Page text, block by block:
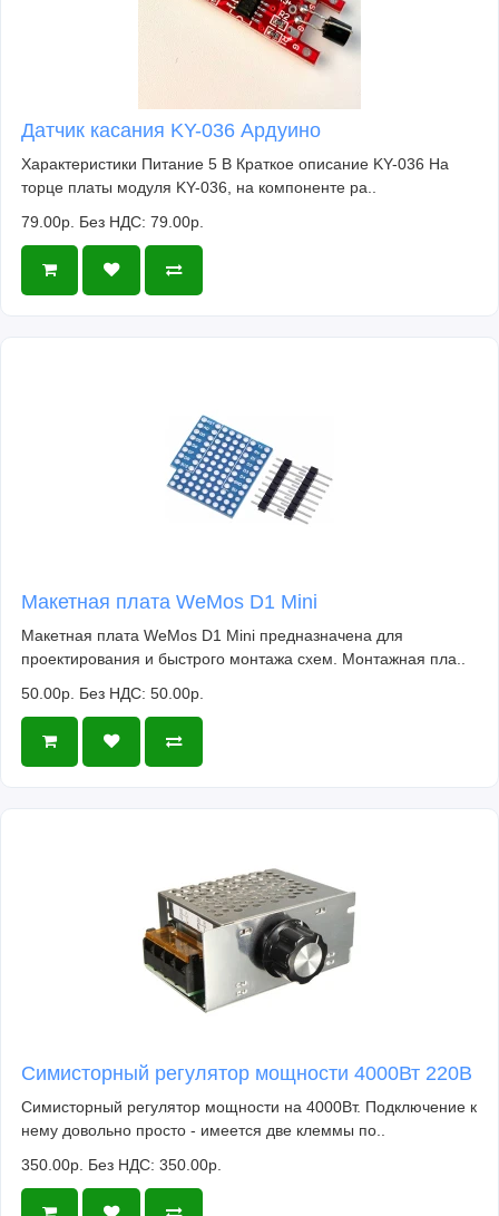
Датчик касания KY-036 Ардуино
Характеристики Питание 5 В Краткое описание KY-036 На
торце платы модуля KY-036, на компоненте ра..
79.00р. Без НДС: 79.00р.
Макетная плата WeMos D1 Mini
Макетная плата WeMos D1 Mini предназначена для
проектирования и быстрого монтажа схем. Монтажная пла..
50.00р. Без НДС: 50.00р.
Симисторный регулятор мощности 4000Вт 220В
Симисторный регулятор мощности на 4000Вт. Подключение к
нему довольно просто - имеется две клеммы по..
350.00р. Без НДС: 350.00р.